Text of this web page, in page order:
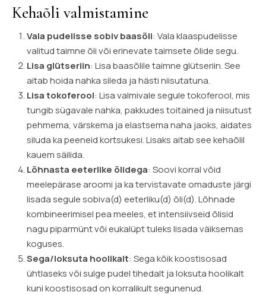
Kehaõli valmistamine
Vala pudelisse sobiv baasõli: Vala klaaspudelisse
valitud taimne õli või erinevate taimsete õlide segu.
Lisa glütseriin: Lisa baasõlile taimne glütseriin. See
aitab hoida nahka sileda ja hästi niisutatuna.
Lisa tokoferool: Lisa valmivale segule tokoferool, mis
tungib sügavale nahka, pakkudes toitained ja niisutust
pehmema, värskema ja elastsema naha jaoks, aidates
siluda ka peeneid kortsukesi. Lisaks aitab see kehaõlil
kauem säilida.
Lõhnasta eeterlike õlidega: Soovi korral võid
meelepärase aroomi ja ka tervistavate omaduste järgi
lisada segule sobiva(d) eeterliku(d) õli(d). Lõhnade
kombineerimisel pea meeles, et intensiivseid õlisid
nagu piparmünt või eukalüpt tuleks lisada väiksemas
koguses.
Sega/loksuta hoolikalt: Sega kõik koostisosad
ühtlaseks või sulge pudel tihedalt ja loksuta hoolikalt
kuni koostisosad on korralikult segunenud.